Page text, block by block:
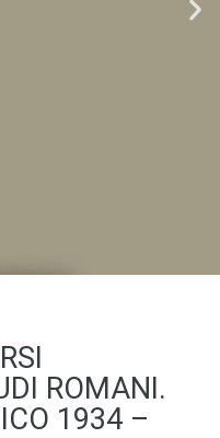
LE IMMAGINI
ROMANI.
1934 –